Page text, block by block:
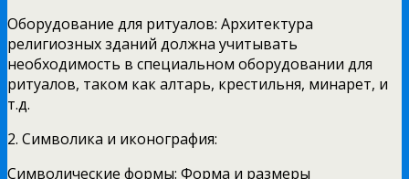
Оборудование для ритуалов: Архитектура
религиозных зданий должна учитывать
необходимость в специальном оборудовании для
ритуалов, таком как алтарь, крестильня, минарет, и
т.д.
2. Символика и иконография:
Символические формы: Форма и размеры